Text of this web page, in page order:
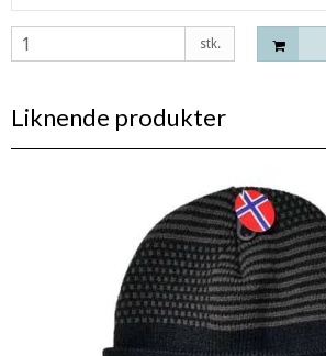
stk.
Liknende produkter